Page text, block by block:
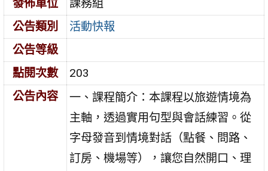
發佈單位
課務組
公告類別
活動快報
公告等級
點閱次數
203
公告內容
一、課程簡介：本課程以旅遊情境為
主軸，透過實用句型與會話練習。從
字母發音到情境對話（點餐、問路、
訂房、機場等），讓您自然開口、理